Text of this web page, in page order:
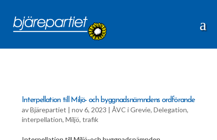
Interpellation till Miljö- och byggnadsnämndens ordförande
avBjärepartiet | nov 6, 2023 | ÅVC i Grevie, Delegation,
interpellation, Miljö, trafik